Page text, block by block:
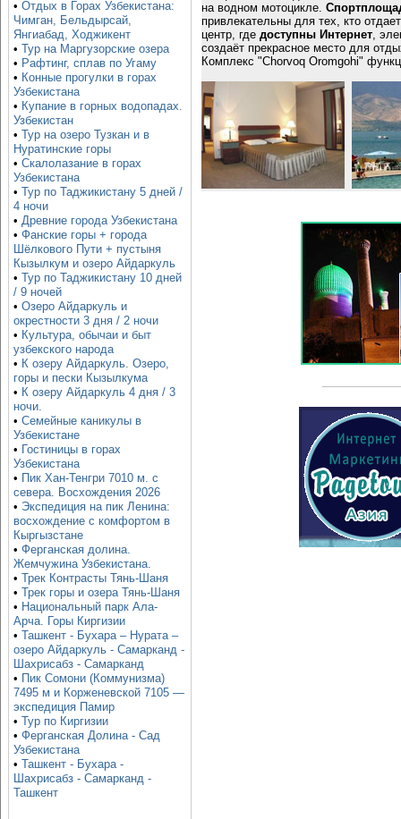
• Отдых в Горах Узбекистана:
Чимган, Бельдырсай,
Янгиабад, Ходжикент
• Тур на Маргузорские озера
• Рафтинг, сплав по Угаму
• Конные прогулки в горах
Узбекистана
• Купание в горных водопадах.
Узбекистан
• Тур на озеро Тузкан и в
Нуратинские горы
• Скалолазание в горах
Узбекистана
• Тур по Таджикистану 5 дней /
4 ночи
• Древние города Узбекистана
• Фанские горы + города
Шёлкового Пути + пустыня
Кызылкум и озеро Айдаркуль
• Тур по Таджикистану 10 дней
/ 9 ночей
• Озеро Айдаркуль и
окрестности 3 дня / 2 ночи
• Культура, обычаи и быт
узбекского народа
• К озеру Айдаркуль. Озеро,
горы и пески Кызылкума
• К озеру Айдаркуль 4 дня / 3
ночи.
• Семейные каникулы в
Узбекистане
• Гостиницы в горах
Узбекистана
• Пик Хан-Тенгри 7010 м. с
севера. Восхождения 2026
• Экспедиция на пик Ленина:
восхождение с комфортом в
Кыргызстане
• Ферганская долина.
Жемчужина Узбекистана.
• Трек Контрасты Тянь-Шаня
• Трек горы и озера Тянь-Шаня
• Национальный парк Ала-
Арча. Горы Киргизии
• Ташкент - Бухара – Нурата –
озеро Айдаркуль - Самарканд -
Шахрисабз - Самарканд
• Пик Сомони (Коммунизма)
7495 м и Корженевской 7105 —
экспедиция Памир
• Тур по Киргизии
• Ферганская Долина - Сад
Узбекистана
• Ташкент - Бухара -
Шахрисабз - Самарканд -
Ташкент
на водном мотоцикле.
привлекательны для тех, кто
центр, где доступны Интернет ,
создаёт прекрасное место для
Комплекс "Chorvoq Oromgohi"